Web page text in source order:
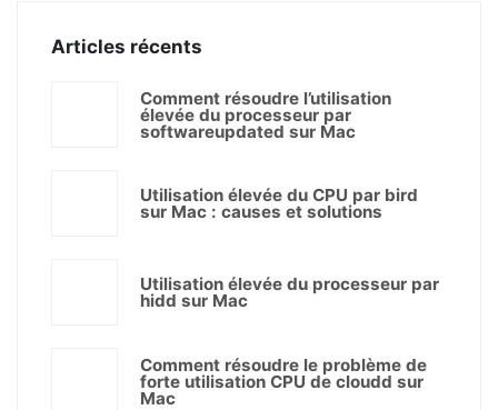
Articles récents
Comment résoudre l’utilisation
élevée du processeur par
softwareupdated sur Mac
Utilisation élevée du CPU par bird
sur Mac : causes et solutions
Utilisation élevée du processeur par
hidd sur Mac
Comment résoudre le problème de
forte utilisation CPU de cloudd sur
Mac